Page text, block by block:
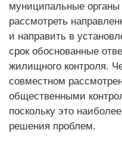
муниципальные
рассмотреть
и направить в
срок обоснованные
жилищного контроля.
совместном
общественными
поскольку это
решения проблем.